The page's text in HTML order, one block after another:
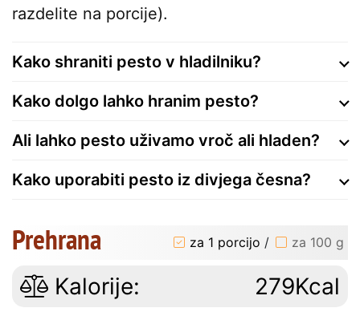
razdelite na porcije).
Kako shraniti pesto v hladilniku?
Kako dolgo lahko hranim pesto?
Ali lahko pesto uživamo vroč ali hladen?
Kako uporabiti pesto iz divjega česna?
Prehrana za 1 porcijo / za 100 g
Kalorije: 279Kcal